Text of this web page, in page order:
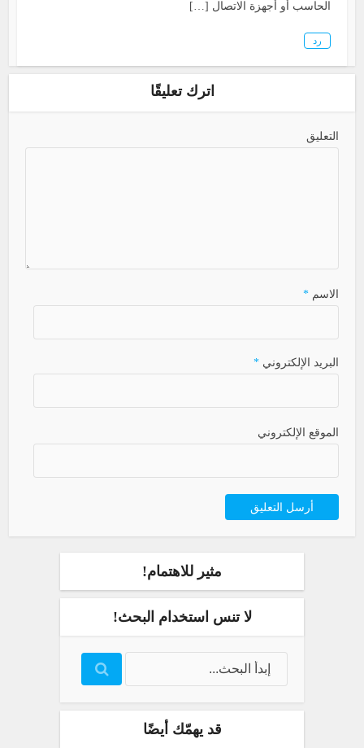
الحاسب أو أجهزة الاتصال […]
رد
اترك تعليقًا
التعليق
الاسم*
البريد الإلكتروني*
الموقع الإلكتروني
مثير للاهتمام!
لا تنس استخدام البحث!
قد يهمّك أيضًا